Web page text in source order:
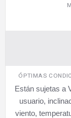
ÓPTIMAS
Están sujetas a
usuario,
viento,